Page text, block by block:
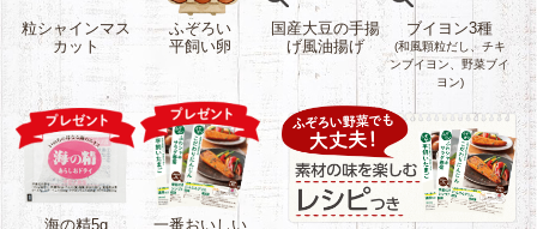
粒シャインマス
カット
ふぞろい
平飼い卵
国産大豆の手揚
げ風油揚げ
原材料：丸大豆
生産流通管理済
み）、菜種油／
凝固剤（塩化マ
グネシウム含有
物（にがり））
ブイヨン3種
(和風顆粒だし、チキ
ンブイヨン、野菜ブイ
ヨン)
野菜ブイヨン原
材料：食塩(国内
製造)、砂糖(さと
うきび)、酵母エ
キス(天然由来)、
オニオンパウダ
海の精5g 一番おいしい